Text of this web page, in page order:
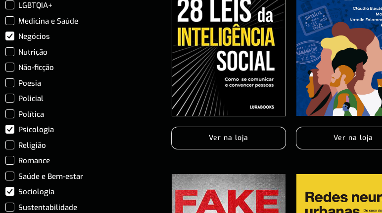
LGBTQIA+
Medicina e Saúde
Negócios
Nutrição
Não-ficção
Poesia
Policial
Política
Psicologia
Religião
Romance
Saúde e Bem-estar
Sociologia
Sustentabilidade
Ver na loja Ver na loja